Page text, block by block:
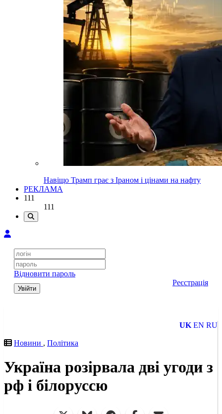
Навіщо Трамп грає з Іраном і цінами на нафту
РЕКЛАМА
111
111
Відновити пароль
Увійти
Реєстрація
UK EN RU
Новини , Політика
Україна розірвала дві угоди з
рф і білоруссю